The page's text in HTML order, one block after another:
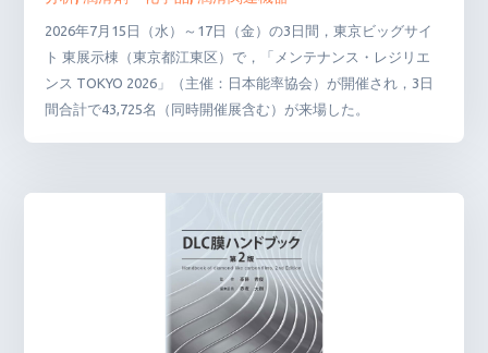
2026年7月15日（水）～17日（金）の3日間，東京ビッグサイ
ト 東展示棟（東京都江東区）で，「メンテナンス・レジリエ
ンス TOKYO 2026」（主催：日本能率協会）が開催され，3日
間合計で43,725名（同時開催展含む）が来場した。